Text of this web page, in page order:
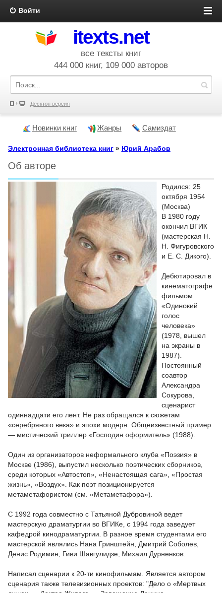
Войти
itexts.net
все тексты книг
444 000 книг, 109 000 авторов
Десктоп версия
Новинки книг Жанры Самиздат
Электронная библиотека книг » Юрий Арабов
Об авторе
Родился: 25
октября 1954
(Москва)
В 1980 году
окончил ВГИК
(мастерская Н.
Н. Фигуровского
и Е. С. Дикого).
Дебютировал в
кинематографе
фильмом
«Одинокий
голос
человека»
(1978, вышел
на экраны в
1987).
Постоянный
соавтор
Александра
Сокурова,
сценарист
одиннадцати его лент. Не раз обращался к сюжетам
«серебряного века» и эпохи модерн. Общеизвестный пример
— мистический триллер «Господин оформитель» (1988).
Один из организаторов неформального клуба «Поэзия» в
Москве (1986), выпустил несколько поэтических сборников,
среди которых «Автостоп», «Ненастоящая сага», «Простая
жизнь», «Воздух». Как поэт позиционируется
метаметафористом (см. «Метаметафора»).
С 1992 года совместно с Татьяной Дубровиной ведет
мастерскую драматургии во ВГИКе, с 1994 года заведует
кафедрой кинодраматургии. В разное время студентами его
мастерской являлись Нана Гринштейн, Дмитрий Соболев,
Денис Родимин, Гиви Шавгулидзе, Михаил Дурненков.
Написал сценарии к 20-ти кинофильмам. Является автором
сценария также телевизионных проектов: "Дело о «Мертвых